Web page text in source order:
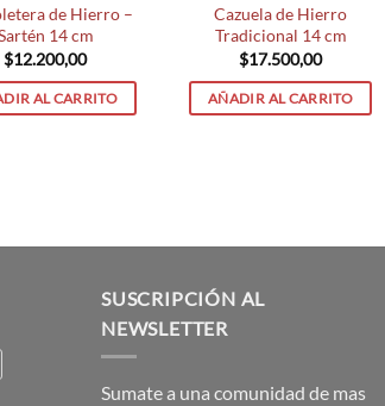
de Hierro –
14 cm
$12.200,00
AL CARRITO
Cazuela de Hierro
Tradicional 14 cm
$17.500,00
AÑADIR AL CARRITO
SUSCRIPCIÓN AL
NEWSLETTER
Sumate a una comunidad de mas